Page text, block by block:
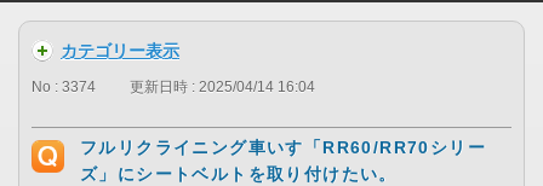
カテゴリー表示
No : 3374 更新日時 : 2025/04/14 16:04
フルリクライニング車いす「RR60/RR70シリー
ズ」にシートベルトを取り付けたい。